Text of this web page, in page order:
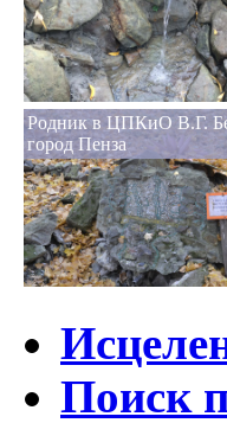
Родник в ЦПКиО В.Г.
город Пенза
Поиск